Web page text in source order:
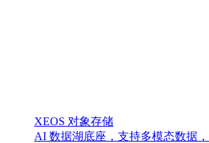
XEOS 对象存储
AI 数据湖底座，支持多模态数据